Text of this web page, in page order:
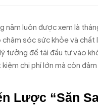
năm luôn được xem là
sóc sức khỏe và
tưởng để tái đầu tư vào
chi phí lớn mà còn
Lược “Săn